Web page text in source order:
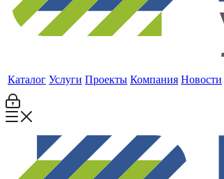
Каталог Услуги Проекты Компания Новости